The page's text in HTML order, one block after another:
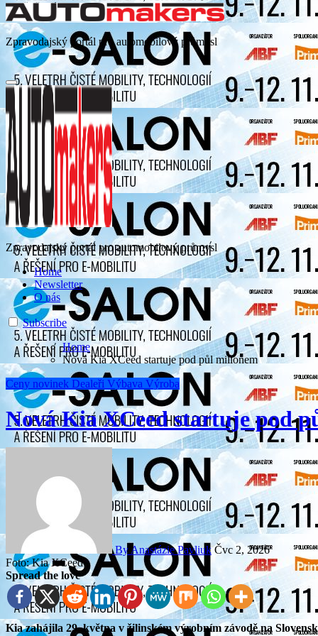
Zpravodajský portál pro automobilový průmysl
Zpravodajský portál pro automobilový průmysl
Home
Newsletter
O nás
Subscribe
Home
Nová Kia XCeed startuje pod půl milionem
Ceny novinek Dealeři Výbava Výroba
Nová Kia XCeed startuje pod
By Anastázie Pavliuk Čvc 2, 2026
Foto: Kia XCeed
Spread the love
Kia zahájila 29. května v žilinském výrobním závodě na Slovensku výrobu modernizovaného crossoveru XCeed. Nyní